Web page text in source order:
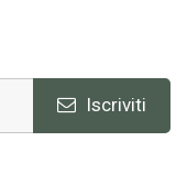
Iscriviti